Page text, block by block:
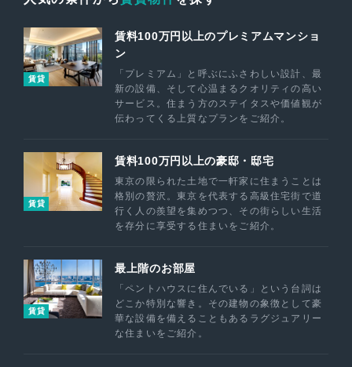
賃貸
賃料100万円以上のプレミアムマンショ
ン
「プレミアム」と呼ぶにふさわしい設計、最
新の設備、そして心温まるクオリティの高い
サービス。住まう方のステイタスや価値観が
伝わってくる上質なプランをご紹介。
賃貸
賃料100万円以上の豪邸・邸宅
東京の限られた土地で一軒家に住まうことは
格別の贅沢。東京を代表する高級住宅街で道
行く人の羨望を集めつつ、その街らしい生活
を存分に享受する住まいをご紹介。
賃貸
最上階のお部屋
「ペントハウスに住んでいる」という台詞は
どこか特別な響き。その建物の象徴として豪
華な設備を備えることもあるラグジュアリー
な住まいをご紹介。